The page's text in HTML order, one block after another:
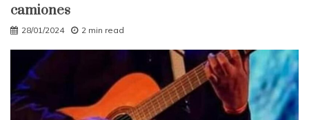
camiones
28/01/2024 2 min read